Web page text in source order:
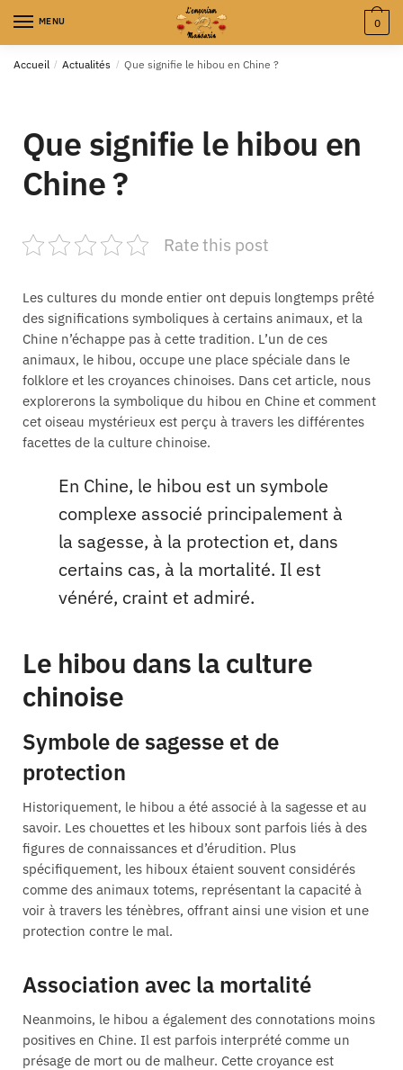
MENU 0
Accueil / Actualités / Que signifie le hibou en Chine ?
Que signifie le hibou en
Chine ?
Rate this post
Les cultures du monde entier ont depuis longtemps prêté
des significations symboliques à certains animaux, et la
Chine n’échappe pas à cette tradition. L’un de ces
animaux, le hibou, occupe une place spéciale dans le
folklore et les croyances chinoises. Dans cet article, nous
explorerons la symbolique du hibou en Chine et comment
cet oiseau mystérieux est perçu à travers les différentes
facettes de la culture chinoise.
En Chine, le hibou est un symbole
complexe associé principalement à
la sagesse, à la protection et, dans
certains cas, à la mortalité. Il est
vénéré, craint et admiré.
Le hibou dans la culture
chinoise
Symbole de sagesse et de
protection
Historiquement, le hibou a été associé à la sagesse et au
savoir. Les chouettes et les hiboux sont parfois liés à des
figures de connaissances et d’érudition. Plus
spécifiquement, les hiboux étaient souvent considérés
comme des animaux totems, représentant la capacité à
voir à travers les ténèbres, offrant ainsi une vision et une
protection contre le mal.
Association avec la mortalité
Neanmoins, le hibou a également des connotations moins
positives en Chine. Il est parfois interprété comme un
présage de mort ou de malheur. Cette croyance est